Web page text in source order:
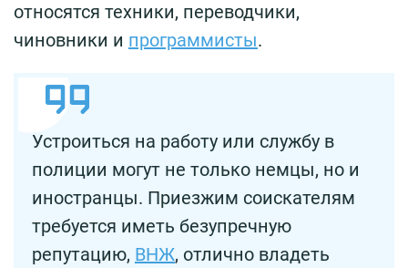
относятся техники, переводчики,
чиновники и программисты.
Устроиться на работу или службу в
полиции могут не только немцы, но и
иностранцы. Приезжим соискателям
требуется иметь безупречную
репутацию, ВНЖ, отлично владеть